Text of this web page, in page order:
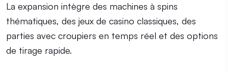
La expansion intègre des machines à spins
thématiques, des jeux de casino classiques, des
parties avec croupiers en temps réel et des options
de tirage rapide.